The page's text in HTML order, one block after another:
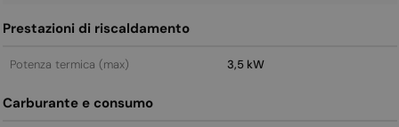
Prestazioni di riscaldamento
Potenza termica (max) 3,5 kW
Carburante e consumo